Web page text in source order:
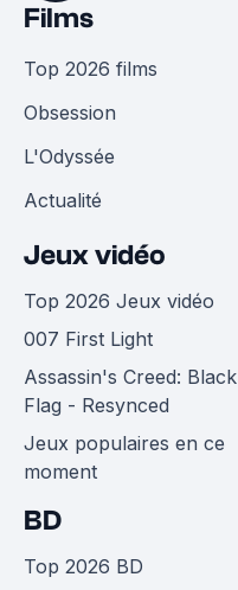
Films
Top 2026 films
Obsession
L'Odyssée
Actualité
Jeux vidéo
Top 2026 Jeux vidéo
007 First Light
Assassin's Creed: Black
Flag - Resynced
Jeux populaires en ce
moment
BD
Top 2026 BD